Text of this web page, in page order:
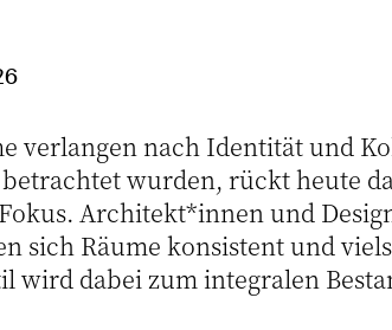
verlangen nach Identität und
wurden, rückt heute
Architekt*innen und
sich Räume konsistent und
wird dabei zum integralen